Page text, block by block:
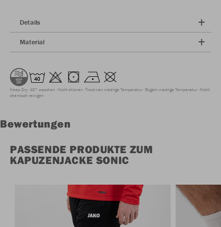
Details
Material
Keep Dry 40° waschen Nicht chloren Trocknen niedrige Temperatur Bügeln niedrige Temperatur Nicht
chemisch reinigen
Bewertungen
PASSENDE PRODUKTE ZUM
KAPUZENJACKE SONIC